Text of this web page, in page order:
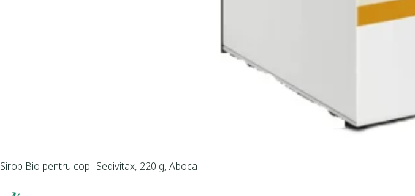
Sirop Bio pentru copii Sedivitax, 220 g, Aboca